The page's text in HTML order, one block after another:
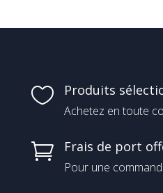
 Produits
Achetez en toute
 Frais de port
Pour une